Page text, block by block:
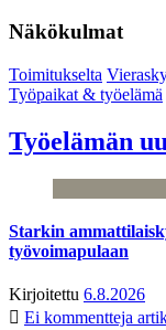
Näkökulmat
Toimitukselta
Työpaikat & työelämä
Työelämän
Starkin
työvoimapulaan
Kirjoitettu 6.8.2026
Ei kommentteja